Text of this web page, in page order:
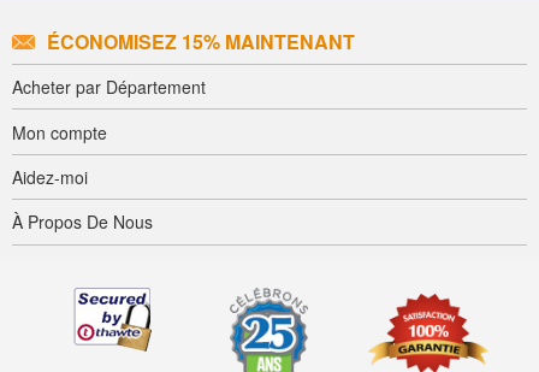
ÉCONOMISEZ 15% MAINTENANT
Acheter par Département
Mon compte
Aidez-moi
À Propos De Nous